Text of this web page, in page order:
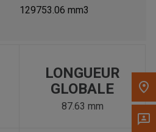
129753.06 mm3
LONGUEUR
GLOBALE
87.63 mm